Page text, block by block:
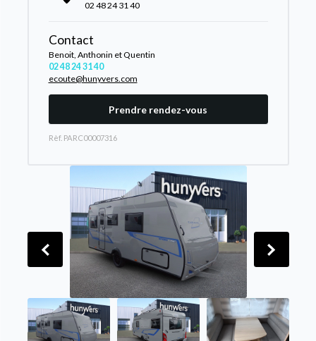
02 48 24 31 40
Contact
Benoit, Anthonin et Quentin
02 48 24 31 40
ecoute@hunyvers.com
Prendre rendez-vous
Rèf. PARC00007316